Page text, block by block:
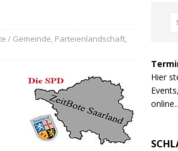
/ Gemeinde, Parteienlandschaft,
Hier
online..